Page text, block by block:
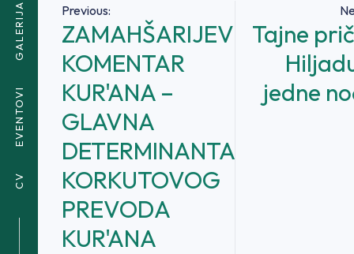
GALERIJA
EVENTOVI
CV
Navigacija
članaka
Previous:
ZAMAHŠARIJEV
KOMENTAR
KUR'ANA –
GLAVNA
DETERMINANTA
KORKUTOVOG
PREVODA
KUR'ANA
Tajne
jedne